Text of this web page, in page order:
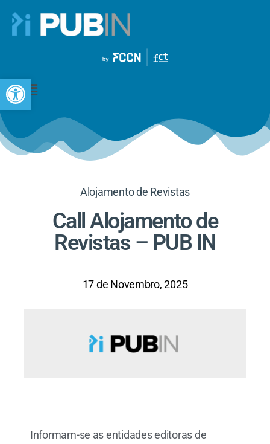
Open toolbar
Alojamento de Revistas
Call Alojamento de
Revistas – PUB IN
17 de Novembro, 2025
Informam-se as entidades editoras de